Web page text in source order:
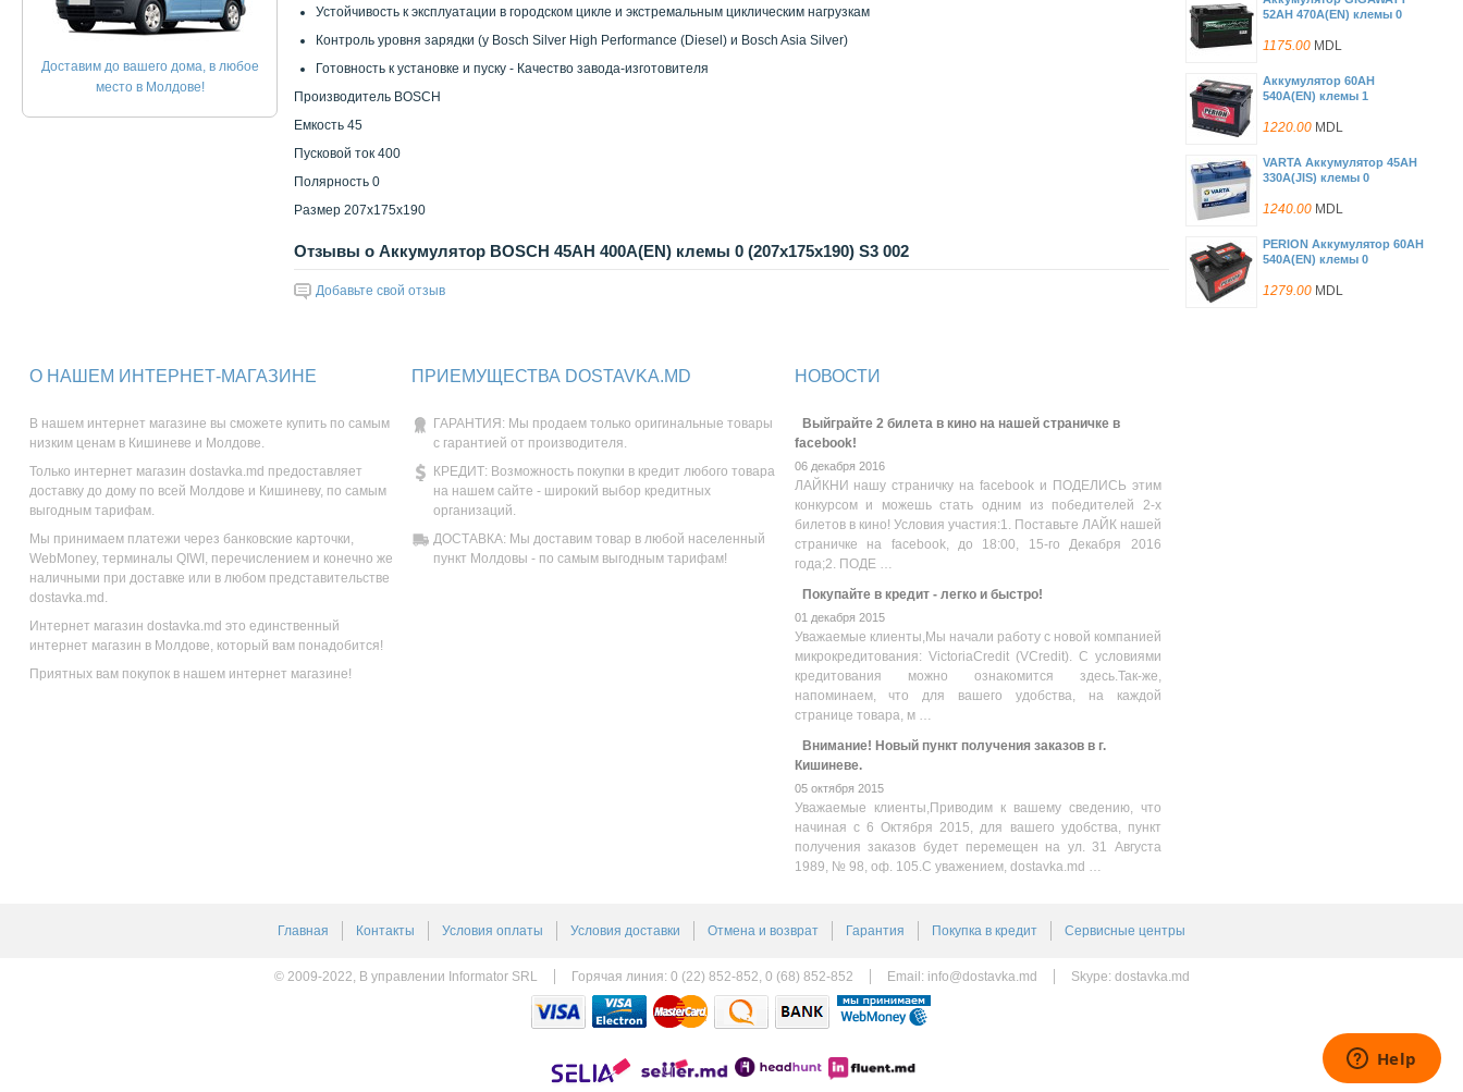
Доставим до вашего дома, в любое
место в Молдове!
52AH 470A(EN) клемы 0
1175.00 MDL
Аккумулятор 60AH
540A(EN) клемы 1
1220.00 MDL
VARTA Аккумулятор 45AH
330A(JIS) клемы 0
1240.00 MDL
PERION Аккумулятор 60AH
540A(EN) клемы 0
1279.00 MDL
Устойчивость к эксплуатации в городском цикле и экстремальным циклическим нагрузкам
Контроль уровня зарядки (у Bosch Silver High Performance (Diesel) и Bosch Asia Silver)
Готовность к установке и пуску - Качество завода-изготовителя
Производитель BOSCH
Емкость 45
Пусковой ток 400
Полярность 0
Размер 207x175x190
Отзывы о Аккумулятор BOSCH 45AH 400A(EN) клемы 0 (207x175x190) S3 002
Добавьте свой отзыв
О НАШЕМ ИНТЕРНЕТ-МАГАЗИНЕ
В нашем интернет магазине вы сможете купить по самым
низким ценам в Кишиневе и Молдове.
Только интернет магазин dostavka.md предоставляет
доставку до дому по всей Молдове и Кишиневу, по самым
выгодным тарифам.
Мы принимаем платежи через банковские карточки,
WebMoney, терминалы QIWI, перечислением и конечно же
наличными при доставке или в любом представительстве
dostavka.md.
Интернет магазин dostavka.md это единственный
интернет магазин в Молдове, который вам понадобится!
Приятных вам покупок в нашем интернет магазине!
ПРИЕМУЩЕСТВА DOSTAVKA.MD
ГАРАНТИЯ: Мы продаем только оригинальные товары
с гарантией от производителя.
КРЕДИТ: Возможность покупки в кредит любого товара
на нашем сайте - широкий выбор кредитных
организаций.
ДОСТАВКА: Мы доставим товар в любой населенный
пункт Молдовы - по самым выгодным тарифам!
НОВОСТИ
Выйграйте 2 билета в кино на нашей страничке в
facebook!
06 декабря 2016
ЛАЙКНИ нашу страничку на facebook и ПОДЕЛИСЬ этим
конкурсом и можешь стать одним из победителей 2-х
билетов в кино! Условия участия:1. Поставьте ЛАЙК нашей
страничке на facebook, до 18:00, 15-го Декабря 2016
года;2. ПОДЕ …
Покупайте в кредит - легко и быстро!
01 декабря 2015
Уважаемые клиенты,Мы начали работу с новой компанией
микрокредитования: VictoriaCredit (VCredit). С условиями
кредитования можно ознакомится здесь.Так-же,
напоминаем, что для вашего удобства, на каждой
странице товара, м …
Внимание! Новый пункт получения заказов в г.
Кишиневе.
05 октября 2015
Уважаемые клиенты,Приводим к вашему сведению, что
начиная с 6 Октября 2015, для вашего удобства, пункт
получения заказов будет перемещен на ул. 31 Августа
1989, № 98, оф. 105.С уважением, dostavka.md …
Главная Контакты Условия оплаты Условия доставки Отмена и возврат Гарантия Покупка в кредит Сервисные центры
© 2009-2022, В управлении Informator SRL Горячая линия: 0 (22) 852-852, 0 (68) 852-852 Email: info@dostavka.md Skype: dostavka.md